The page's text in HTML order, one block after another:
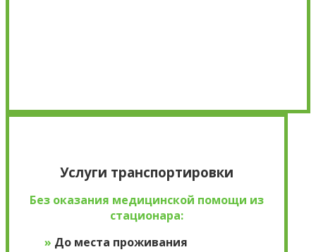
Услуги транспортировки
Без оказания медицинской помощи из
стационара:
» До места проживания